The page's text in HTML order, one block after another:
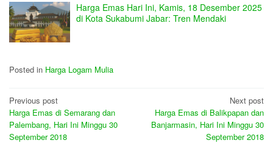
Harga Emas Hari Ini, Kamis, 18 Desember 2025
di Kota Sukabumi Jabar: Tren Mendaki
Posted in Harga Logam Mulia
Post
navigation
Previous post
Harga Emas di Semarang dan
Palembang, Hari Ini Minggu 30
September 2018
Next post
Harga Emas di Balikpapan dan
Banjarmasin, Hari Ini Minggu 30
September 2018